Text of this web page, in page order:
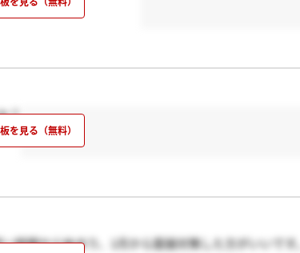
？
期から始まり、1月から面接対策した方がいいです。